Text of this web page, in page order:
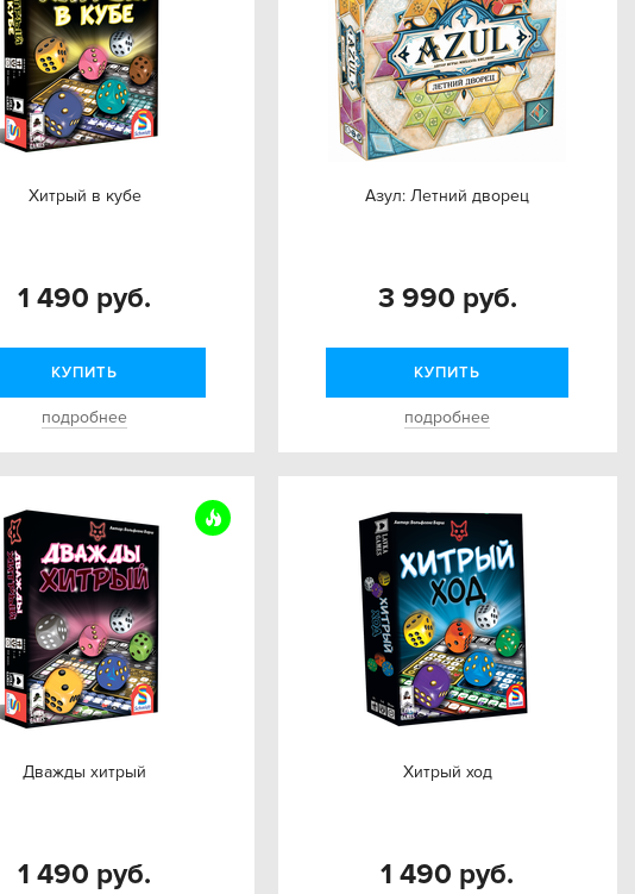
Хитрый в кубе
1 490 руб.
КУПИТЬ
подробнее
Азул: Летний дворец
3 990 руб.
КУПИТЬ
подробнее
Дважды хитрый
1 490 руб.
Хитрый ход
1 490 руб.